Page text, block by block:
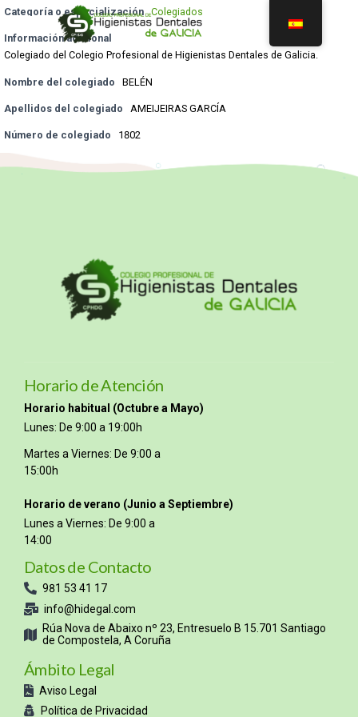
Categoría o especialización Colegiados
Información adicional
Colegiado del Colegio Profesional de Higienistas Dentales de Galicia.
Nombre del colegiado BELÉN
Apellidos del colegiado AMEIJEIRAS GARCÍA
Número de colegiado 1802
Horario de Atención
Horario habitual (Octubre a Mayo)
Lunes: De 9:00 a 19:00h
Martes a Viernes: De 9:00 a
15:00h
Horario de verano (Junio a Septiembre)
Lunes a Viernes: De 9:00 a
14:00
Datos de Contacto
981 53 41 17
info@hidegal.com
Rúa Nova de Abaixo nº 23, Entresuelo B 15.701 Santiago
de Compostela, A Coruña
Ámbito Legal
Aviso Legal
Política de Privacidad